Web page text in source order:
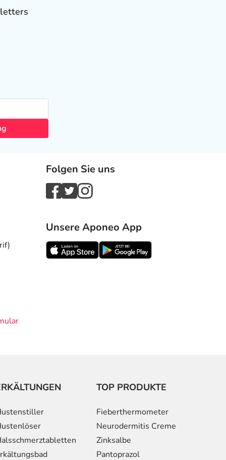
Folgen Sie uns
Unsere Aponeo App
TOP PRODUKTE
Fieberthermometer
Neurodermitis Creme
Zinksalbe
Pantoprazol